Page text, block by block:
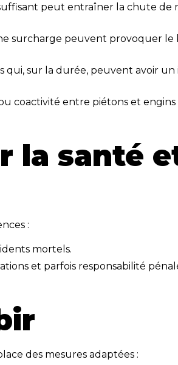
peut entraîner la chute de
surcharge peuvent provoquer le
qui, sur la durée, peuvent avoir un
coactivité entre piétons et
la santé
:
mortels.
et parfois responsabilité
des mesures adaptées :